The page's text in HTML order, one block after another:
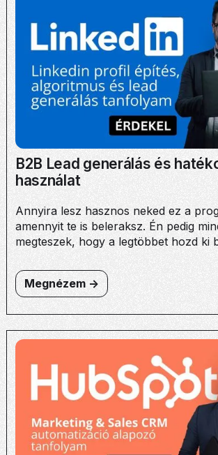
B2B Lead generálás és
használat
Annyira lesz hasznos neked ez a
amennyit te is beleraksz. Én pedig
megteszek, hogy a legtöbbet hozd ki
Megnézem ->